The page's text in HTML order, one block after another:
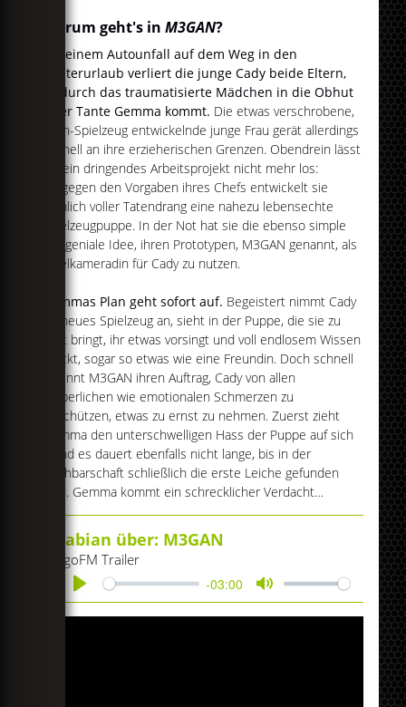
Worum geht's inM3GAN?
Bei einem Autounfall auf dem Weg in den
Winterurlaub verliert die junge Cady beide Eltern,
wodurch das traumatisierte Mädchen in die Obhut
ihrer Tante Gemma kommt. Die etwas verschrobene,
Tech-Spielzeug entwickelnde junge Frau gerät allerdings
schnell an ihre erzieherischen Grenzen. Obendrein lässt
sie ein dringendes Arbeitsprojekt nicht mehr los:
Entgegen den Vorgaben ihres Chefs entwickelt sie
nämlich voller Tatendrang eine nahezu lebensechte
Spielzeugpuppe. In der Not hat sie die ebenso simple
wie geniale Idee, ihren Prototypen, M3GAN genannt, als
Spielkameradin für Cady zu nutzen.
Gemmas Plan geht sofort auf. Begeistert nimmt Cady
ihr neues Spielzeug an, sieht in der Puppe, die sie zu
Bett bringt, ihr etwas vorsingt und voll endlosem Wissen
steckt, sogar so etwas wie eine Freundin. Doch schnell
beginnt M3GAN ihren Auftrag, Cady von allen
körperlichen wie emotionalen Schmerzen zu
beschützen, etwas zu ernst zu nehmen. Zuerst zieht
Gemma den unterschwelligen Hass der Puppe auf sich
– und es dauert ebenfalls nicht lange, bis in der
Nachbarschaft schließlich die erste Leiche gefunden
wird. Gemma kommt ein schrecklicher Verdacht…
Fabian über: M3GAN
egoFM Trailer
Play
-03:00
Mute